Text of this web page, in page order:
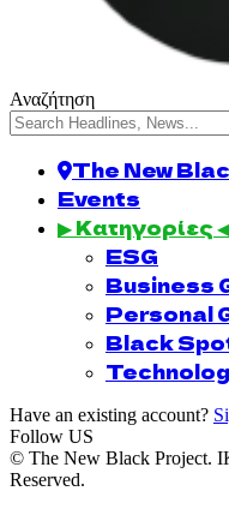
Αναζήτηση
The New
Events
▶ Κατηγορίες
ESG
Business
Personal
Black
Have an existing account?
Follow US
© The New Black Project.
Reserved.